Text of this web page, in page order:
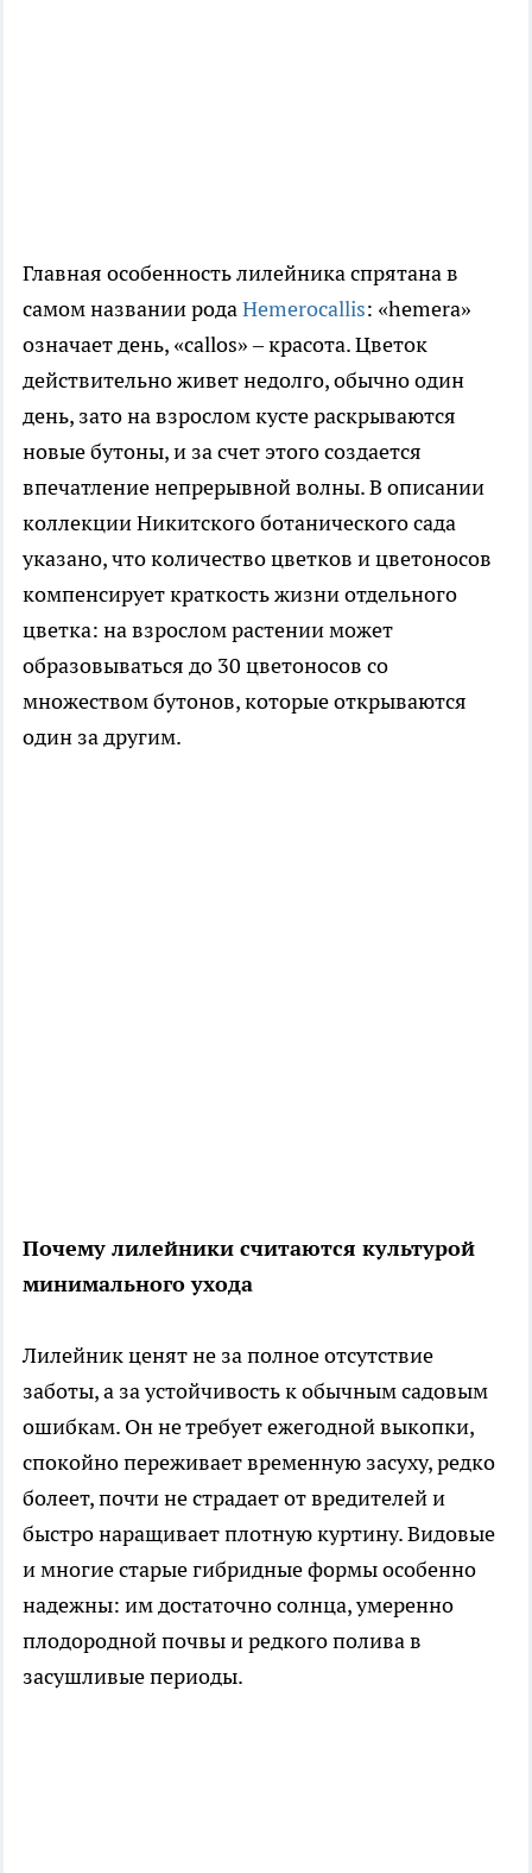
Главная особенность лилейника спрятана в
самом названии родаHemerocallis: «hemera»
означает день, «callos» – красота. Цветок
действительно живет недолго, обычно один
день, зато на взрослом кусте раскрываются
новые бутоны, и за счет этого создается
впечатление непрерывной волны. В описании
коллекции Никитского ботанического сада
указано, что количество цветков и цветоносов
компенсирует краткость жизни отдельного
цветка: на взрослом растении может
образовываться до 30 цветоносов со
множеством бутонов, которые открываются
один за другим.
Почему лилейники считаются культурой
минимального ухода
Лилейник ценят не за полное отсутствие
заботы, а за устойчивость к обычным садовым
ошибкам. Он не требует ежегодной выкопки,
спокойно переживает временную засуху, редко
болеет, почти не страдает от вредителей и
быстро наращивает плотную куртину. Видовые
и многие старые гибридные формы особенно
надежны: им достаточно солнца, умеренно
плодородной почвы и редкого полива в
засушливые периоды.